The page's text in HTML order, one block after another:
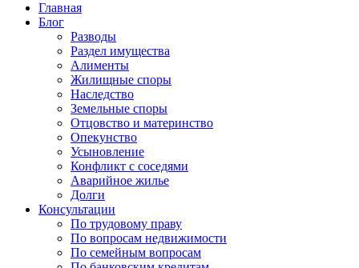
Главная
Блог
Разводы
Раздел имущества
Алименты
Жилищные споры
Наследство
Земельные споры
Отцовство и материнство
Опекунство
Усыновление
Конфликт с соседями
Аварийное жилье
Долги
Консультации
По трудовому праву
По вопросам недвижимости
По семейным вопросам